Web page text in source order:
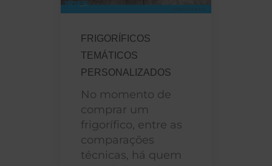
FRIGORÍFICOS
TEMÁTICOS
PERSONALIZADOS
No momento de
comprar um
frigorífico, entre as
comparações
técnicas, há quem